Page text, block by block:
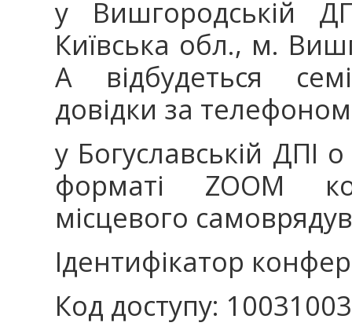
у Вишгородській
Київська обл., м.
А відбудеться
довідки за
у Богуславській ДПІ
форматі ZOOM
місцевого
Ідентифікатор
Код доступу: